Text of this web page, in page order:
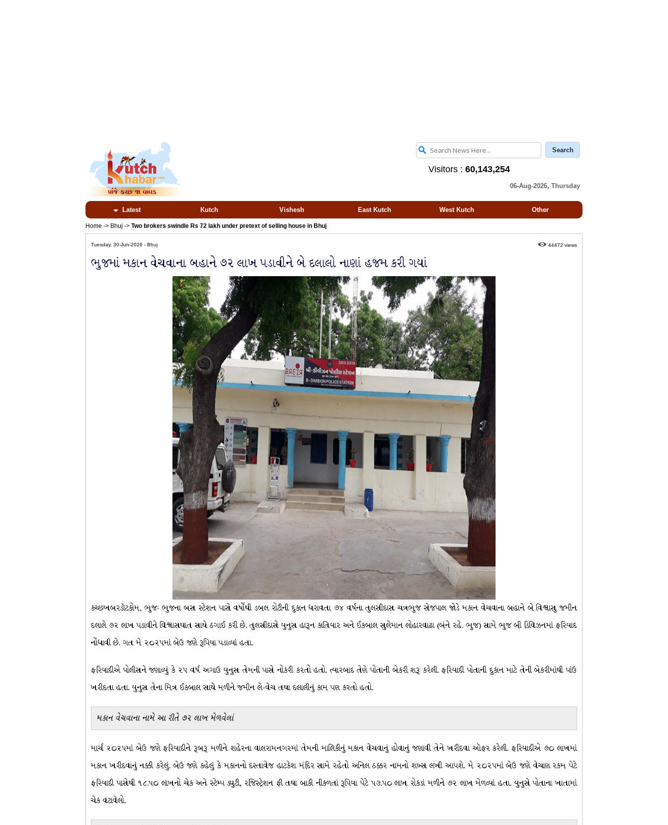
Visitors : 60,143,254
06-Aug-2026, Thursday
Latest Kutch Vishesh East Kutch West Kutch Other
Home -> Bhuj -> Two brokers swindle Rs 72 lakh under pretext of selling house in Bhuj
Tuesday, 30-Jun-2026 - Bhuj 44472 views
ભુજમાં મકાન વેચવાના બહાને ૭૨ લાખ પડાવીને બે દલાલો નાણાં હજમ કરી ગયાં
કચ્છખબરડૉટકોમ, ભુજઃ ભુજના બસ સ્ટેશન પાસે વર્ષોથી ડબલ રોટીની દુકાન ધરાવતા ૭૪ વર્ષના તુલસીદાસ ચત્રભુજ સેજપાલ જોડે મકાન વેચવાના બહાને બે વિશ્વાસુ જમીન
દલાલે ૭૨ લાખ પડાવીને વિશ્વાસઘાત સાથે ઠગાઈ કરી છે. તુલસીદાસે યુનુસ હારૂન કાતિયાર અને ઈકબાલ સુલેમાન લોહારવાઢા (બંને રહે. ભુજ) સામે ભુજ બી ડિવિઝનમાં ફરિયાદ
નોંધાવી છે. ગત મે ૨૦૨૫માં બેઉ જણે રૂપિયા પડાવ્યાં હતા.
ફરિયાદીએ પોલીસને જણાવ્યું કે ૨૫ વર્ષ અગાઉ યુનુસ તેમની પાસે નોકરી કરતો હતો. ત્યારબાદ તેણે પોતાની બેકરી શરૂ કરેલી. ફરિયાદી પોતાની દુકાન માટે તેની બેકરીમાંથી પાંઉ
ખરીદતા હતા. યુનુસ તેના મિત્ર ઈકબાલ સાથે મળીને જમીન લે-વેચ તથા દલાલીનું કામ પણ કરતો હતો.
મકાન વેચવાના નામે આ રીતે ૭૨ લાખ મેળવેલાં
માર્ચ ૨૦૨૫માં બેઉ જણે ફરિયાદીને રૂબરૂ મળીને શહેરના વાલરામનગરમાં તેમની માલિકીનું મકાન વેચવાનું હોવાનું જણાવી તેને ખરીદવા ઑફર કરેલી. ફરિયાદીએ ૭૦ લાખમાં
મકાન ખરીદવાનું નક્કી કરેલું. બેઉ જણે કહેલું કે મકાનનો દસ્તાવેજ હાટકેશ મંદિર સામે રહેતો અનિલ ઠક્કર નામનો શખ્સ લખી આપશે. મે ૨૦૨૫માં બેઉ જણે વેચાણ રકમ પેટે
ફરિયાદી પાસેથી ૧૮.૫૦ લાખનો ચેક અને સ્ટેમ્પ ડ્યુટી, રજિસ્ટ્રેશન ફી તથા બાકી નીકળતાં રૂપિયા પેટે ૫૩.૫૦ લાખ રોકડાં મળીને ૭૨ લાખ મેળવ્યાં હતા. યુનુસે પોતાના ખાતામાં
ચેક વટાવેલો.